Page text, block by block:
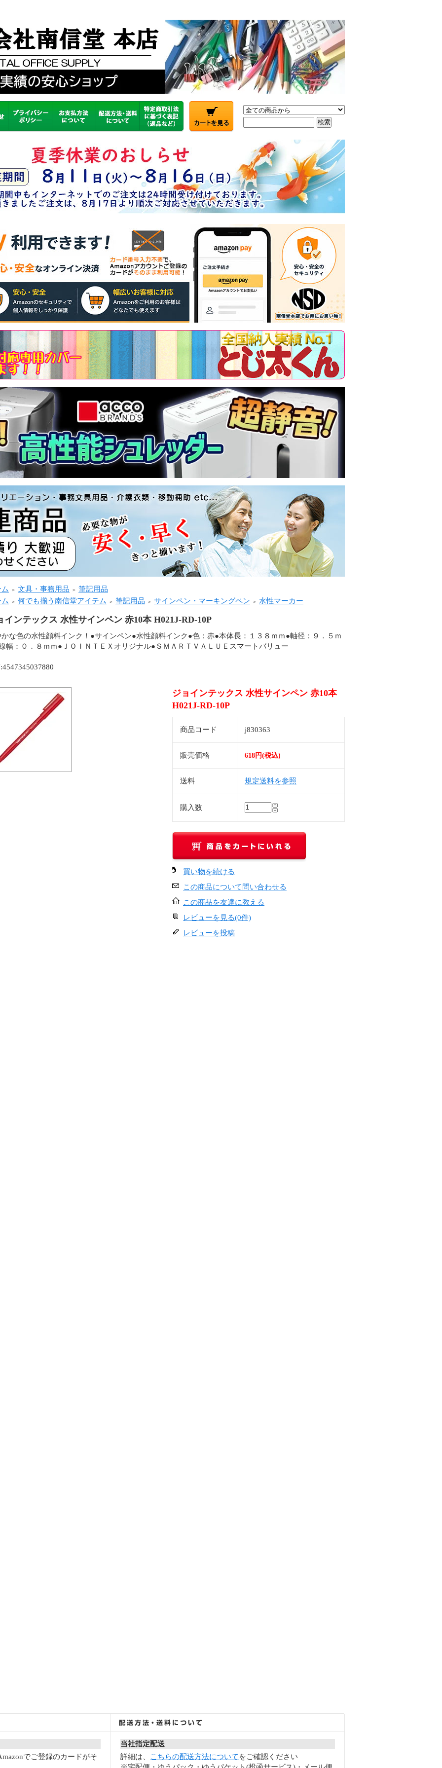
＞ 文具・事務用品 ＞ 筆記用品
＞ 何でも揃う南信堂アイテム ＞ 筆記用品 ＞ サインペン・マーキングペン ＞ 水性マーカー
インテックス 水性サインペン 赤10本 H021J-RD-10P
かな色の水性顔料インク！●サインペン●水性顔料インク●色：赤●本体長：１３８ｍｍ●軸径：９．５ｍ
幅：０．８ｍｍ●ＪＯＩＮＴＥＸオリジナル●ＳＭＡＲＴＶＡＬＵＥスマートバリュー
ジョインテックス 水性サインペン 赤10本
H021J-RD-10P
商品コード j830363
販売価格 618円(税込)
送料 規定送料を参照
購入数
買い物を続ける
この商品について問い合わせる
この商品を友達に教える
レビューを見る(0件)
レビューを投稿
でご登録のカードがそ
当社指定配送
詳細は、
こちらの配送方法について をご確認ください